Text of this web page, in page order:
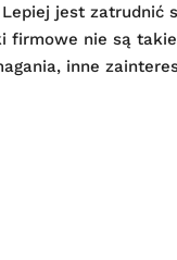
Lepiej jest zatrudnić
firmowe nie są
inne